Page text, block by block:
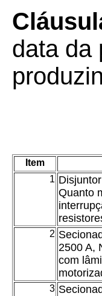
data da
Item
1
Quanto
2
2500 A,
com
3